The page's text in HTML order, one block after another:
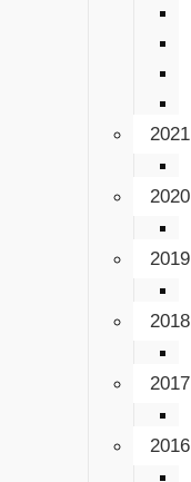
2021
2020
2019
2018
2017
2016